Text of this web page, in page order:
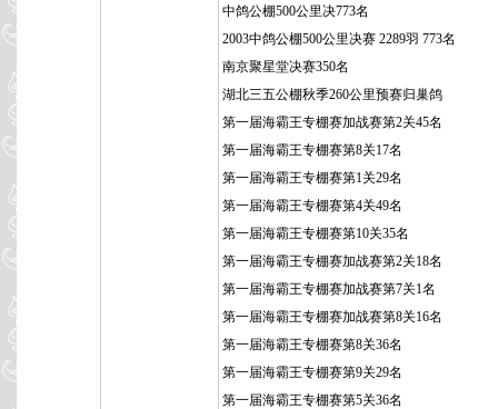
中鸽公棚500公里决773名
2003中鸽公棚500公里决赛 2289羽 773名
南京聚星堂决赛350名
湖北三五公棚秋季260公里预赛归巢鸽
第一届海霸王专棚赛加战赛第2关45名
第一届海霸王专棚赛第8关17名
第一届海霸王专棚赛第1关29名
第一届海霸王专棚赛第4关49名
第一届海霸王专棚赛第10关35名
第一届海霸王专棚赛加战赛第2关18名
第一届海霸王专棚赛加战赛第7关1名
第一届海霸王专棚赛加战赛第8关16名
第一届海霸王专棚赛第8关36名
第一届海霸王专棚赛第9关29名
第一届海霸王专棚赛第5关36名